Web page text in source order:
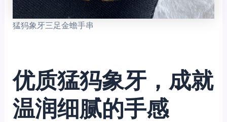
猛犸象牙三足金蟾手串
优质猛犸象牙，成就
温润细腻的手感